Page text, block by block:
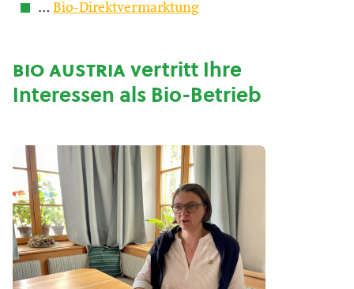
… Bio-Direktvermarktung
bio austriavertritt Ihre
Interessen als Bio-Betrieb